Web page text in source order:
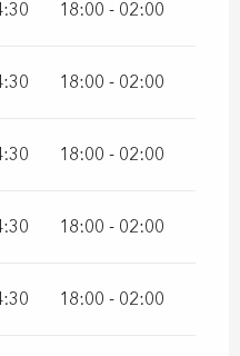
18:00 - 02:00
18:00 - 02:00
18:00 - 02:00
18:00 - 02:00
18:00 - 02:00